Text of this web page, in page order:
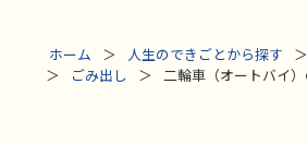
ホーム
人生のできごとから探す
ごみ出し
二輪車（オートバイ